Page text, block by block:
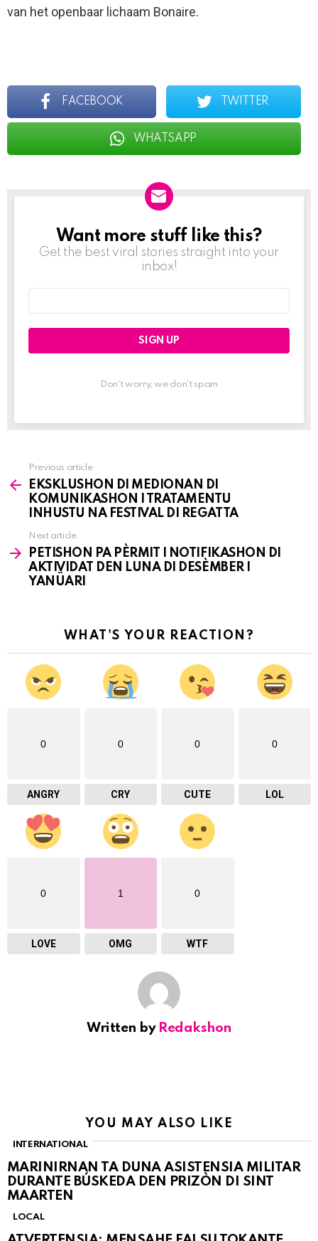
van het openbaar lichaam Bonaire.
FACEBOOK TWITTER
WHATSAPP
NEWSLETTER
Want more stuff like this?
Get the best viral stories straight into your
inbox!
Don't worry, we don't spam
more
Previous article
EKSKLUSHON DI MEDIONAN DI
KOMUNIKASHON I TRATAMENTU
INHUSTU NA FESTIVAL DI REGATTA
Next article
PETISHON PA PÈRMIT I NOTIFIKASHON DI
AKTIVIDAT DEN LUNA DI DESÈMBER I
YANÜARI
WHAT'S YOUR REACTION?
0
ANGRY
0
CRY
0
CUTE
0
LOL
0
LOVE
1
OMG
0
WTF
Written by Redakshon
YOU MAY ALSO LIKE
INTERNATIONAL
MARINIRNAN TA DUNA ASISTENSIA MILITAR
DURANTE BÚSKEDA DEN PRIZÒN DI SINT
MAARTEN
LOCAL